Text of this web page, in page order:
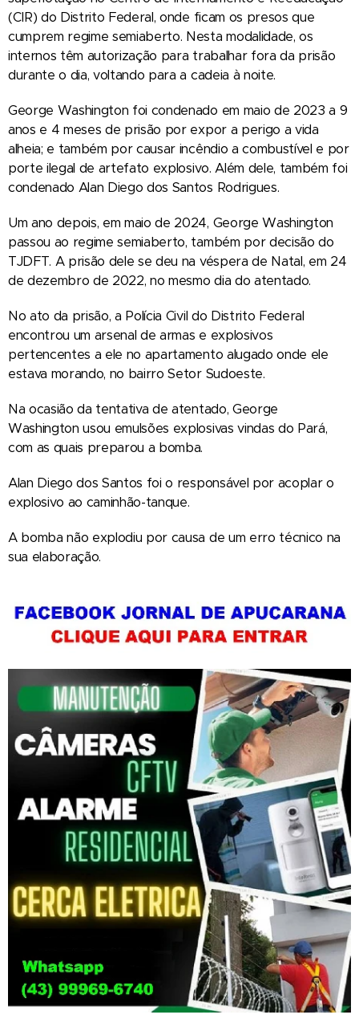
(CIR) do Distrito Federal, onde ficam os presos que
cumprem regime semiaberto. Nesta modalidade, os
internos têm autorização para trabalhar fora da prisão
durante o dia, voltando para a cadeia à noite.
George Washington foi condenado em maio de 2023 a 9
anos e 4 meses de prisão por expor a perigo a vida
alheia; e também por causar incêndio a combustível e por
porte ilegal de artefato explosivo. Além dele, também foi
condenado Alan Diego dos Santos Rodrigues.
Um ano depois, em maio de 2024, George Washington
passou ao regime semiaberto, também por decisão do
TJDFT. A prisão dele se deu na véspera de Natal, em 24
de dezembro de 2022, no mesmo dia do atentado.
No ato da prisão, a Polícia Civil do Distrito Federal
encontrou um arsenal de armas e explosivos
pertencentes a ele no apartamento alugado onde ele
estava morando, no bairro Setor Sudoeste.
Na ocasião da tentativa de atentado, George
Washington usou emulsões explosivas vindas do Pará,
com as quais preparou a bomba.
Alan Diego dos Santos foi o responsável por acoplar o
explosivo ao caminhão-tanque.
A bomba não explodiu por causa de um erro técnico na
sua elaboração.